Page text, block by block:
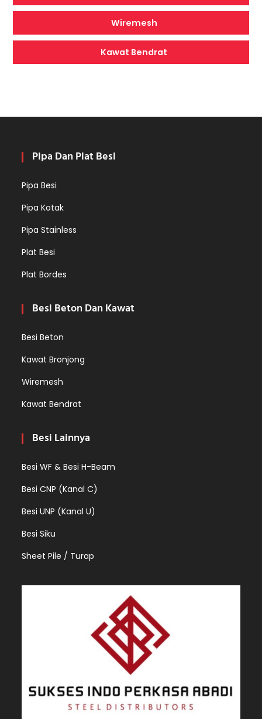
Wiremesh
Kawat Bendrat
Pipa Dan Plat Besi
Pipa Besi
Pipa Kotak
Pipa Stainless
Plat Besi
Plat Bordes
Besi Beton Dan Kawat
Besi Beton
Kawat Bronjong
Wiremesh
Kawat Bendrat
Besi Lainnya
Besi WF & Besi H-Beam
Besi CNP (Kanal C)
Besi UNP (Kanal U)
Besi Siku
Sheet Pile / Turap